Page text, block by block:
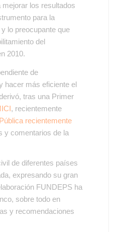
los resultados
para la
lo preocupante que
del
2010.
de
hacer más eficiente el
tras una Primer
, recientemente
recientemente
y comentarios de la
de diferentes países
expresando su gran
FUNDEPS ha
sobre todo en
y recomendaciones